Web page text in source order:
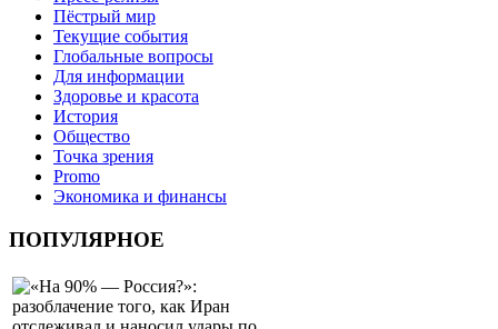
Пёстрый мир
Текущие события
Глобальные вопросы
Для информации
Здоровье и красота
История
Общество
Точка зрения
Promo
Экономика и финансы
ПОПУЛЯРНОЕ